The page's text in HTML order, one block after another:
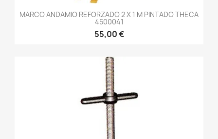
MARCO ANDAMIO REFORZADO 2 X 1 M PINTADO THECA
4500041
55,00 €